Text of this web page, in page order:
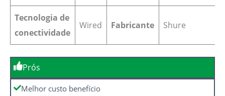
Tecnologia de
conectividade
Wired Fabricante ‎Shure
Prós
Melhor custo benefício